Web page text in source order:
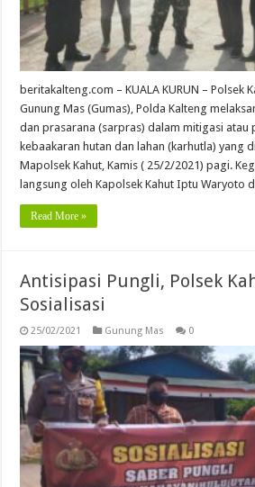
beritakalteng.com – KUALA KURUN – Polsek
Gunung Mas (Gumas), Polda Kalteng
dan prasarana (sarpras) dalam mitigasi atau
kebaakaran hutan dan lahan (karhutla) yang
Mapolsek Kahut, Kamis ( 25/2/2021) pagi.
langsung oleh Kapolsek Kahut Iptu Waryoto
Read More »
Antisipasi Pungli, Polsek
Sosialisasi
25/02/2021 Gunung Mas 0